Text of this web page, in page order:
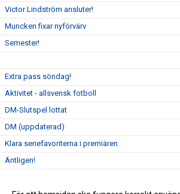
Victor Lindström ansluter!
Muncken fixar nyförvärv
Semester!
Extra pass söndag!
Aktivitet - allsvensk fotboll
DM-Slutspel lottat
DM (uppdaterad)
Klara seriefavoriterna i premiären
Äntligen!